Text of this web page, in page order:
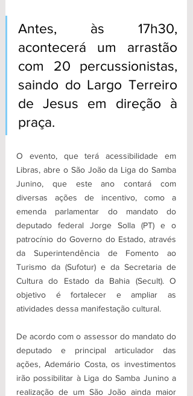
Antes, às 17h30,
acontecerá um arrastão
com 20 percussionistas,
saindo do Largo Terreiro
de Jesus em direção à
praça.
O evento, que terá acessibilidade em
Libras, abre o São João da Liga do Samba
Junino, que este ano contará com
diversas ações de incentivo, como a
emenda parlamentar do mandato do
deputado federal Jorge Solla (PT) e o
patrocínio do Governo do Estado, através
da Superintendência de Fomento ao
Turismo da (Sufotur) e da Secretaria de
Cultura do Estado da Bahia (Secult). O
objetivo é fortalecer e ampliar as
atividades dessa manifestação cultural.
De acordo com o assessor do mandato do
deputado e principal articulador das
ações, Ademário Costa, os investimentos
irão possibilitar à Liga do Samba Junino a
realização de um São João ainda maior